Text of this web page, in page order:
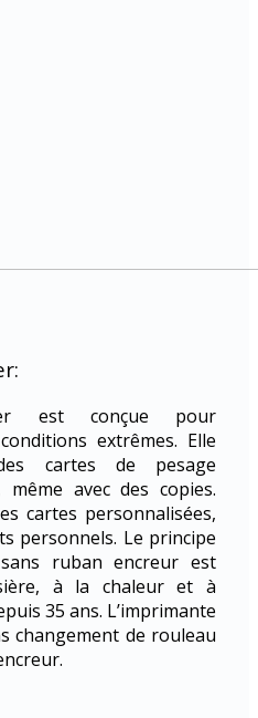
est conçue pour
extrêmes. Elle
cartes de pesage
avec des copies.
cartes personnalisées,
personnels. Le principe
ruban encreur est
à la chaleur et à
35 ans. L’imprimante
changement de rouleau